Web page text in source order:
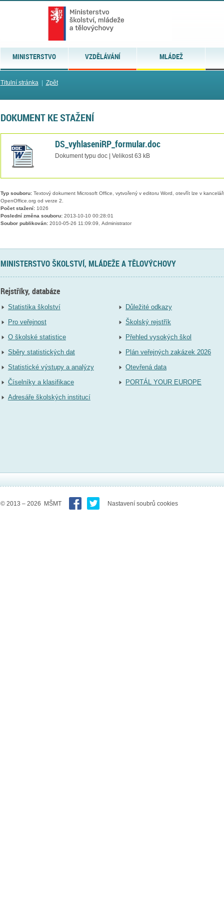
MINISTERSTVO VZDĚLÁVÁNÍ MLÁDEŽ
Titulní stránka| Zpět
DOKUMENT KE STAŽENÍ
DS_vyhlaseniRP_formular.doc
Dokument typu doc | Velikost 63 kB
Typ souboru:Textový dokument Microsoft Office, vytvořený v editoru Word, otevřít lze v
OpenOffice.org od verze 2.
Počet stažení:1026
Poslední změna souboru:2013-10-10 00:28:01
Soubor publikován:2010-05-26 11:09:09, Administrator
MINISTERSTVO ŠKOLSTVÍ, MLÁDEŽE A TĚLOVÝCHOVY
Rejstříky, databáze
Statistika školství
Pro veřejnost
O školské statistice
Sběry statistických dat
Statistické výstupy a analýzy
Číselníky a klasifikace
Adresáře školských institucí
Důležité odkazy
Školský rejstřík
Přehled vysokých škol
Plán veřejných zakázek 2026
Otevřená data
PORTÁL YOUR EUROPE
© 2013 – 2026 MŠMT Nastavení soubrů cookies